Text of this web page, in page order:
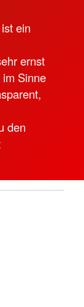
ein
ernst
Sinne
den